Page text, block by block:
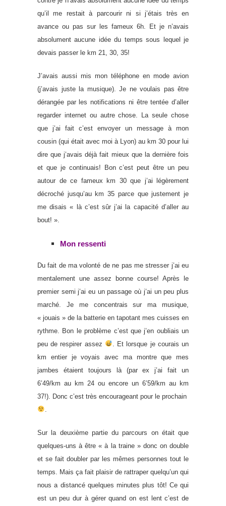
qu’il me restait à parcourir ni si j’étais très en
avance ou pas sur les fameux 6h. Et je n’avais
absolument aucune idée du temps sous lequel je
devais passer le km 21, 30, 35!
J’avais aussi mis mon téléphone en mode avion
(j’avais juste la musique). Je ne voulais pas être
dérangée par les notifications ni être tentée d’aller
regarder internet ou autre chose. La seule chose
que j’ai fait c’est envoyer un message à mon
cousin (qui était avec moi à Lyon) au km 30 pour lui
dire que j’avais déjà fait mieux que la dernière fois
et que je continuais! Bon c’est peut être un peu
autour de ce fameux km 30 que j’ai légèrement
décroché jusqu’au km 35 parce que justement je
me disais « là c’est sûr j’ai la capacité d’aller au
bout! ».
Mon ressenti
Du fait de ma volonté de ne pas me stresser j’ai eu
mentalement une assez bonne course! Après le
premier semi j’ai eu un passage où j’ai un peu plus
marché. Je me concentrais sur ma musique,
« jouais » de la batterie en tapotant mes cuisses en
rythme. Bon le problème c’est que j’en oubliais un
peu de respirer assez
. Et lorsque je courais un
km entier je voyais avec ma montre que mes
jambes étaient toujours là (par ex j’ai fait un
6’49/km au km 24 ou encore un 6’59/km au km
37!). Donc c’est très encourageant pour le prochain
Sur la deuxième partie du parcours on était que
quelques-uns à être « à la traine » donc on double
et se fait doubler par les mêmes personnes tout le
temps. Mais ça fait plaisir de rattraper quelqu’un qui
nous a distancé quelques minutes plus tôt! Ce qui
est un peu dur à gérer quand on est lent c’est de